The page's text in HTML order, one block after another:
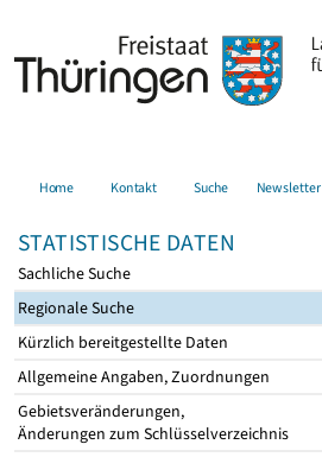
Home Kontakt Suche Newsletter
STATISTISCHE DATEN
Sachliche Suche
Regionale Suche
Kürzlich bereitgestellte Daten
Allgemeine Angaben, Zuordnungen
Gebietsveränderungen,
Änderungen zum Schlüsselverzeichnis